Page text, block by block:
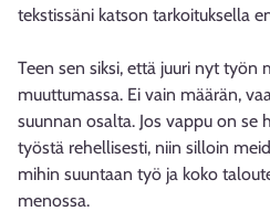
tekstissäni katson tarkoituksella
Teen sen siksi, että juuri nyt työn
muuttumassa. Ei vain määrän,
suunnan osalta. Jos vappu on se
työstä rehellisesti, niin silloin
mihin suuntaan työ ja koko
menossa.